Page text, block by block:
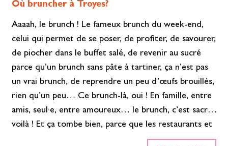
Où bruncher à Troyes?
Aaaah, le brunch ! Le fameux brunch du week-end,
celui qui permet de se poser, de profiter, de savourer,
de piocher dans le buffet salé, de revenir au sucré
parce qu’un brunch sans pâte à tartiner, ça n’est pas
un vrai brunch, de reprendre un peu d’œufs brouillés,
rien qu’un peu… Ce brunch-là, oui ! En famille, entre
amis, seul·e, entre amoureux… le brunch, c’est sacré,
voilà ! Et ça tombe bien, parce que les restaurants et
certains hôtels de Troyes dans l’Aube en Champagne